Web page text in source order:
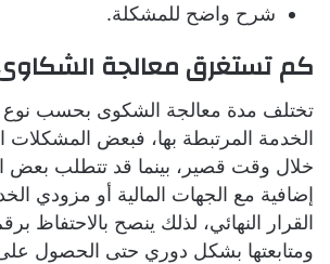
شرح واضح للمشكلة.
كم تستغرق معالجة
تختلف مدة معالجة الشكوى بحسب نوع
الخدمة المرتبطة بها، فبعض المشكلات
خلال وقت قصير، بينما قد تتطلب بعض
إضافية مع الجهات المالية أو مزودي
القرار النهائي، لذلك ينصح بالاحتفاظ
ومتابعتها بشكل دوري حتى الحصول على